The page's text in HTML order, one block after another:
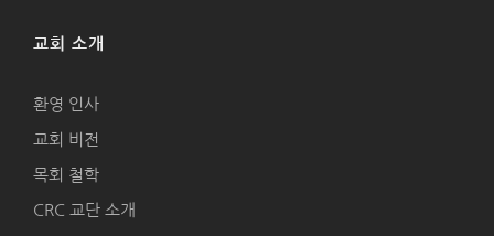
교회 소개
환영 인사
교회 비전
목회 철학
CRC 교단 소개